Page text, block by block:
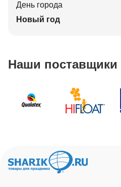
День города
Новый год
Наши поставщики